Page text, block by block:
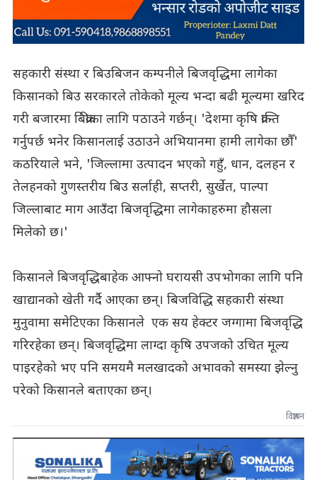
सहकारी संस्था र बिउबिजन कम्पनीले बिजवृद्धिमा लागेका
किसानको बिउ सरकारले तोकेको मूल्य भन्दा बढी मूल्यमा खरिद
गरी बजारमा बिक्रीका लागि पठाउने गर्छन्। 'देशमा कृषि क्रान्ति
गर्नुपर्छ भनेर किसानलाई उठाउने अभियानमा हामी लागेका छौँ'
कठरियाले भने, 'जिल्लामा उत्पादन भएको गहुँ, धान, दलहन र
तेलहनको गुणस्तरीय बिउ सर्लाही, सप्तरी, सुर्खेत, पाल्पा
जिल्लाबाट माग आउँदा बिजवृद्धिमा लागेकाहरुमा हौसला
मिलेको छ।'
किसानले बिजवृद्धिबाहेक आफ्नो घरायसी उपभोगका लागि पनि
खाद्यानको खेती गर्दै आएका छन्। बिजविद्धि सहकारी संस्था
मुनुवामा समेटिएका किसानले एक सय हेक्टर जग्गामा बिजवृद्धि
गरिरहेका छन्। बिजवृद्धिमा लाग्दा कृषि उपजको उचित मूल्य
पाइरहेको भए पनि समयमै मलखादको अभावको समस्या झेल्नु
परेको किसानले बताएका छन्।
विज्ञापन